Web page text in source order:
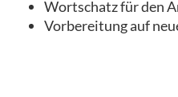
Wortschatz für den
Vorbereitung auf